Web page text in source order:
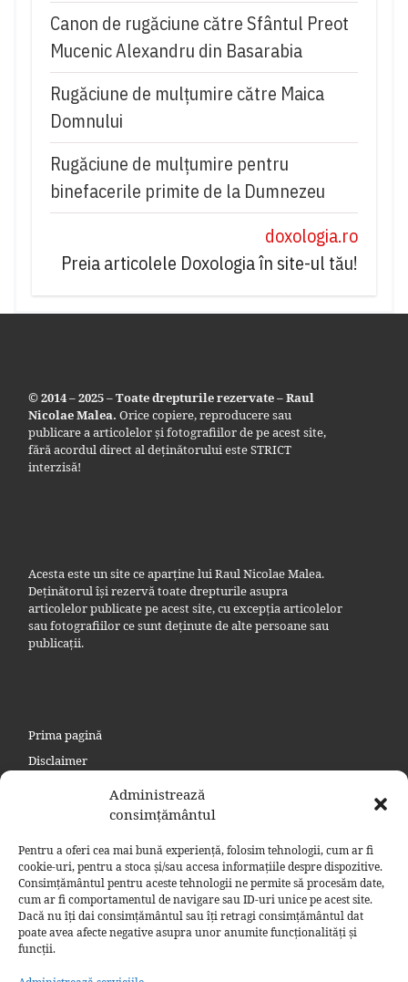
Administrează
consimțământul
Pentru a oferi cea mai bună experiență, folosim tehnologii, cum ar fi
cookie-uri, pentru a stoca și/sau accesa informațiile despre dispozitive.
Consimțământul pentru aceste tehnologii ne permite să procesăm date,
cum ar fi comportamentul de navigare sau ID-uri unice pe acest site.
Dacă nu îți dai consimțământul sau îți retragi consimțământul dat
poate avea afecte negative asupra unor anumite funcționalități și
funcții.
Canon de rugăciune către Sfântul Preot
Mucenic Alexandru din Basarabia
Rugăciune de mulţumire către Maica
Domnului
Rugăciune de mulțumire pentru
binefacerile primite de la Dumnezeu
doxologia.ro
Preia articolele Doxologia în site-ul tău!
© 2014 – 2025 – Toate drepturile rezervate – Raul
Nicolae Malea. Orice copiere, reproducere sau
publicare a articolelor și fotografiilor de pe acest site,
fără acordul direct al deținătorului este STRICT
interzisă!
Acesta este un site ce aparține lui Raul Nicolae Malea.
Deținătorul își rezervă toate drepturile asupra
articolelor publicate pe acest site, cu excepția articolelor
sau fotografiilor ce sunt deținute de alte persoane sau
publicații.
Prima pagină
Disclaimer
Politica de confidențialitate
Politica privind cookie
Politică cookie-uri (UE)
Politică cookie-uri (Regatul Unit)